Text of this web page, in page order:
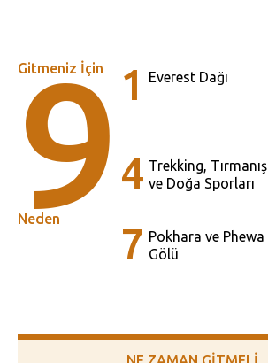
Gitmeniz İçin
9
Neden
1 Everest Dağı
4 Trekking, Tırmanış
ve Doğa Sporları
7 Pokhara ve Phewa
Gölü